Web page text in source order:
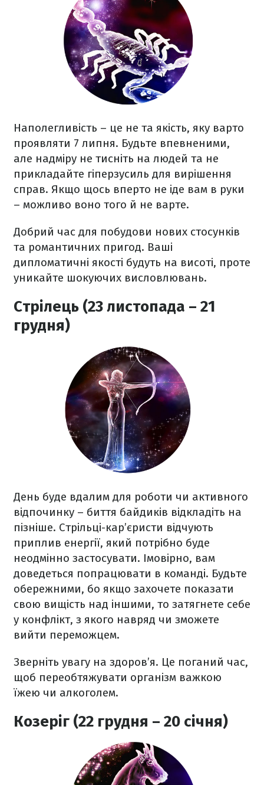
Наполегливість – це не та якість, яку варто
проявляти 7 липня. Будьте впевненими,
але надміру не тисніть на людей та не
прикладайте гіперзусиль для вирішення
справ. Якщо щось вперто не іде вам в руки
– можливо воно того й не варте.
Добрий час для побудови нових стосунків
та романтичних пригод. Ваші
дипломатичні якості будуть на висоті, проте
уникайте шокуючих висловлювань.
Стрілець (23 листопада – 21
грудня)
День буде вдалим для роботи чи активного
відпочинку – биття байдиків відкладіть на
пізніше. Стрільці-кар’єристи відчують
приплив енергії, який потрібно буде
неодмінно застосувати. Імовірно, вам
доведеться попрацювати в команді. Будьте
обережними, бо якщо захочете показати
свою вищість над іншими, то затягнете себе
у конфлікт, з якого навряд чи зможете
вийти переможцем.
Зверніть увагу на здоров’я. Це поганий час,
щоб переобтяжувати організм важкою
їжею чи алкоголем.
Козеріг (22 грудня – 20 січня)